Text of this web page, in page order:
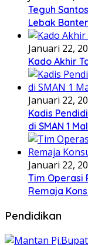
Teguh
Lebak
Januari 22,
Kado Akhir
Januari 22,
Kadis
di SMAN 1
Januari 22,
Tim Operasi
Remaja
Pendidikan